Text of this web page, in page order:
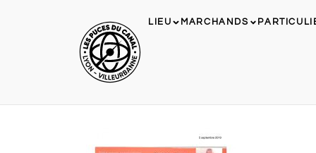
LIEU MARCHANDS